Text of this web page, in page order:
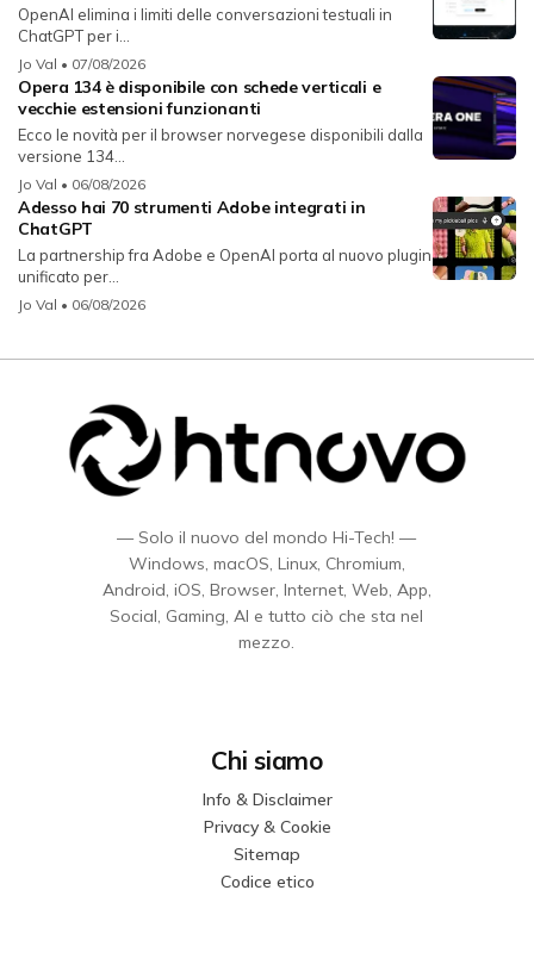
OpenAI elimina i limiti delle conversazioni testuali in
ChatGPT per i...
Jo Val • 07/08/2026
Opera 134 è disponibile con schede verticali e
vecchie estensioni funzionanti
Ecco le novità per il browser norvegese disponibili dalla
versione 134...
Jo Val • 06/08/2026
Adesso hai 70 strumenti Adobe integrati in
ChatGPT
La partnership fra Adobe e OpenAI porta al nuovo plugin
unificato per...
Jo Val • 06/08/2026
— Solo il nuovo del mondo Hi-Tech! —
Windows, macOS, Linux, Chromium,
Android, iOS, Browser, Internet, Web, App,
Social, Gaming, AI e tutto ciò che sta nel
mezzo.
Chi siamo
Info & Disclaimer
Privacy & Cookie
Sitemap
Codice etico